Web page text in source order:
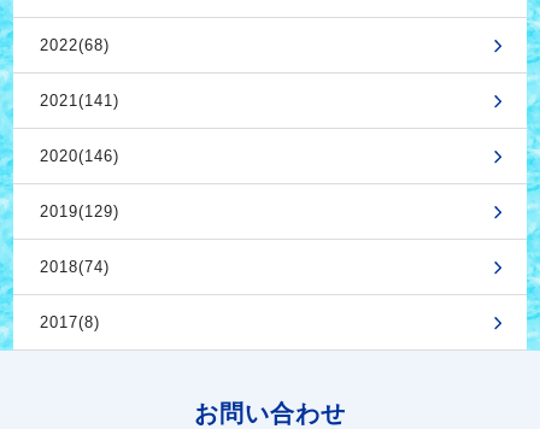
2022(68)
2021(141)
2020(146)
2019(129)
2018(74)
2017(8)
お問い合わせ